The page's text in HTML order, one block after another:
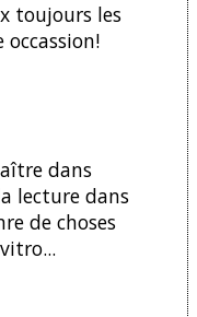
toujours les
dans
lecture dans
de choses